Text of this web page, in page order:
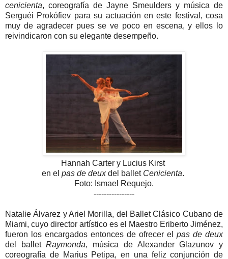
cenicienta, coreografía de Jayne Smeulders y música de
Serguéi Prokófiev para su actuación en este festival, cosa
muy de agradecer pues se ve poco en escena, y ellos lo
reivindicaron con su elegante desempeño.
Hannah Carter y Lucius Kirst
en el pas de deuxdel ballet Cenicienta.
Foto: Ismael Requejo.
----------------
Natalie Álvarez y Ariel Morilla, del Ballet Clásico Cubano de
Miami, cuyo director artístico es el Maestro Eriberto Jiménez,
fueron los encargados entonces de ofrecer el pas de deux
del balletRaymonda, música de Alexander Glazunov y
coreografía de Marius Petipa, en una feliz conjunción de